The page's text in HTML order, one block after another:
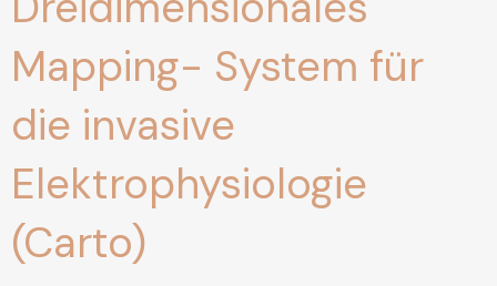
Mapping- System für
die invasive
Elektrophysiologie
(Carto)